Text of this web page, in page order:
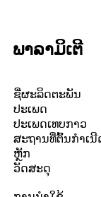
ພາລາມິເຕີ
ຊື່​ຜະ​ລິດ​ຕະ​ພັນ
ປະເພດ
ປະເພດເທບກາວ
ສະ​ຖານ​ທີ່​ຕົ້ນ​ກໍາ​ເນີ
ຫຼັກ
ວັດສະດຸ